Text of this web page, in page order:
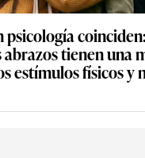
psicología
tienen una
estímulos físicos y